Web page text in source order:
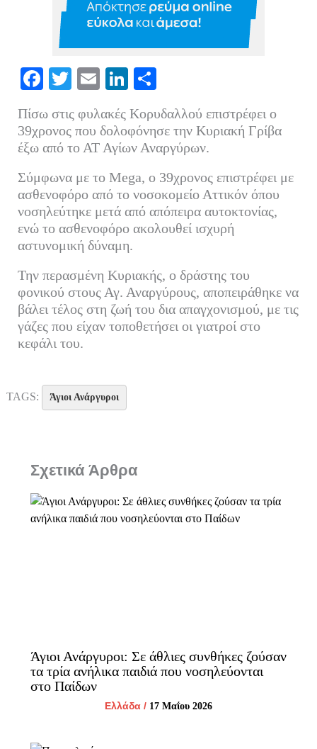
Fa
bo
ok
T
tte
r
E
ail
Li
ed
In
οι
ρ
α
στ
εί
τε
Πίσω στις φυλακές Κορυδαλλού επιστρέφει ο
39χρονος που δολοφόνησε την Κυριακή Γρίβα
έξω από το ΑΤ Αγίων Αναργύρων.
Σύμφωνα με το Mega, ο 39χρονος επιστρέφει με
ασθενοφόρο από το νοσοκομείο Αττικόν όπου
νοσηλεύτηκε μετά από απόπειρα αυτοκτονίας,
ενώ το ασθενοφόρο ακολουθεί ισχυρή
αστυνομική δύναμη.
Την περασμένη Κυριακής, ο δράστης του
φονικού στους Αγ. Αναργύρους, αποπειράθηκε να
βάλει τέλος στη ζωή του δια απαγχονισμού, με τις
γάζες που είχαν τοποθετήσει οι γιατροί στο
κεφάλι του.
TAGS: Άγιοι Ανάργυροι
Σχετικά Άρθρα
Άγιοι Ανάργυροι: Σε άθλιες συνθήκες ζούσαν
τα τρία ανήλικα παιδιά που νοσηλεύονται
στο Παίδων
Ελλάδα / 17 Μαΐου 2026